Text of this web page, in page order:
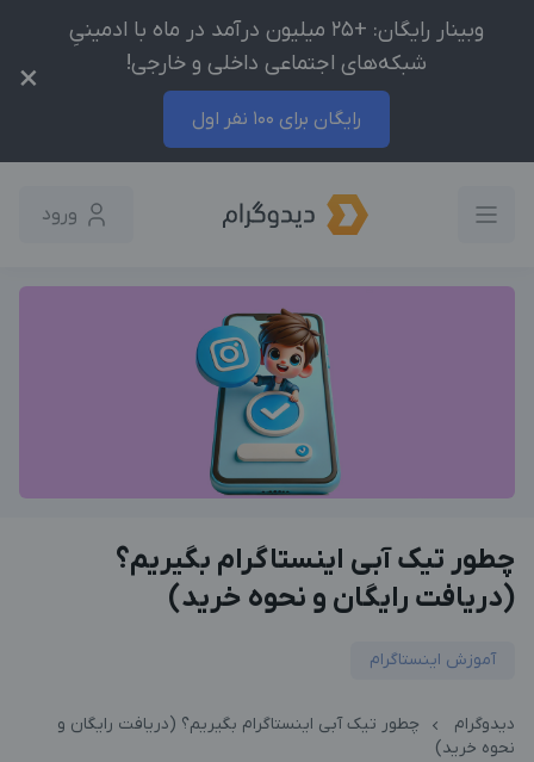
وبینار رایگان: +25 میلیون درآمد در ماه با ادمینیِ
شبکه‌های اجتماعی داخلی و خارجی!
رایگان برای 100 نفر اول
×
ورود
چطور تیک آبی اینستاگرام بگیریم؟
(دریافت رایگان و نحوه خرید)
آموزش اینستاگرام
دیدوگرام
چطور تیک آبی اینستاگرام بگیریم؟ (دریافت رایگان و
نحوه خرید)